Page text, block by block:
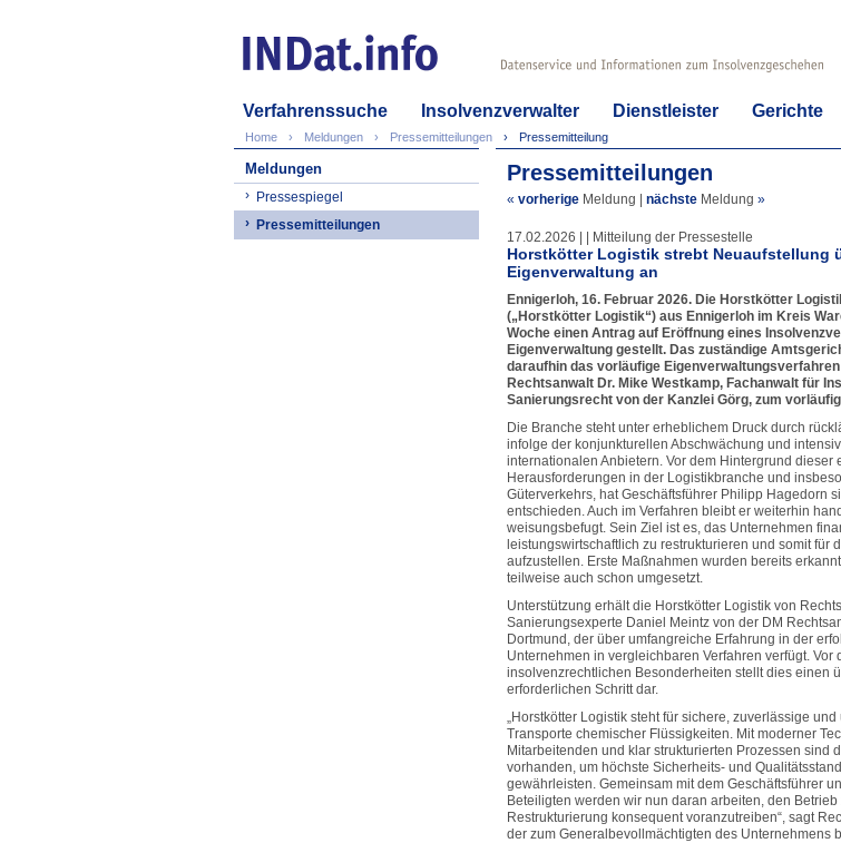
Verfahrenssuche Insolvenzverwalter Dienstleister Gerichte
Home Meldungen Pressemitteilungen Pressemitteilung
Meldungen
Pressespiegel
Pressemitteilungen
Pressemitteilungen
« vorherige Meldung nächste Meldung »
17.02.2026 | | Mitteilung der Pressestelle
Horstkötter Logistik strebt Neuaufstellung
Eigenverwaltung an
Ennigerloh, 16. Februar 2026. Die Horstkötter
(„Horstkötter Logistik“) aus Ennigerloh im Kreis
Woche einen Antrag auf Eröffnung eines
Eigenverwaltung gestellt. Das zuständige
daraufhin das vorläufige
Rechtsanwalt Dr. Mike Westkamp, Fachanwalt für
Sanierungsrecht von der Kanzlei Görg, zum
Die Branche steht unter erheblichem Druck durch
infolge der konjunkturellen Abschwächung und
internationalen Anbietern. Vor dem Hintergrund dieser
Herausforderungen in der Logistikbranche und
Güterverkehrs, hat Geschäftsführer Philipp Hagedorn
entschieden. Auch im Verfahren bleibt er weiterhin
weisungsbefugt. Sein Ziel ist es, das Unternehmen
leistungswirtschaftlich zu restrukturieren und somit für
aufzustellen. Erste Maßnahmen wurden bereits
teilweise auch schon umgesetzt.
Unterstützung erhält die Horstkötter Logistik von
Sanierungsexperte Daniel Meintz von der DM
Dortmund, der über umfangreiche Erfahrung in der
Unternehmen in vergleichbaren Verfahren verfügt. Vor
insolvenzrechtlichen Besonderheiten stellt dies einen
erforderlichen Schritt dar.
„Horstkötter Logistik steht für sichere, zuverlässige
Transporte chemischer Flüssigkeiten. Mit moderner
Mitarbeitenden und klar strukturierten Prozessen sind
vorhanden, um höchste Sicherheits- und
gewährleisten. Gemeinsam mit dem Geschäftsführer
Beteiligten werden wir nun daran arbeiten, den
Restrukturierung konsequent voranzutreiben“, sagt
der zum Generalbevollmächtigten des Unternehmens